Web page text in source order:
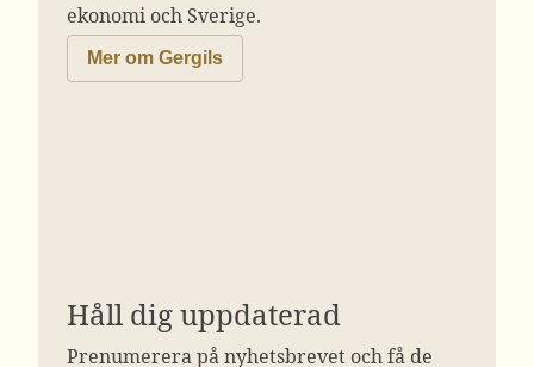
ekonomi och Sverige.
Mer om Gergils
Håll dig uppdaterad
Prenumerera på nyhetsbrevet och få de